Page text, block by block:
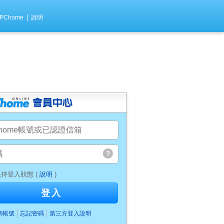
說明
登入狀態 ( 說明 )
登入
帳號 忘記密碼 第三方登入說明